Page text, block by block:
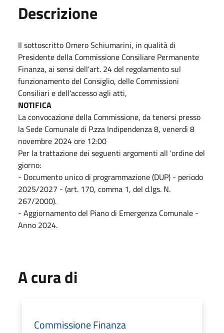
Descrizione
Il sottoscritto Omero Schiumarini, in qualità di
Presidente della Commissione Consiliare Permanente
Finanza, ai sensi dell'art. 24 del regolamento sul
funzionamento del Consiglio, delle Commissioni
Consiliari e dell'accesso agli atti,
NOTIFICA
La convocazione della Commissione, da tenersi presso
la Sede Comunale di P.zza Indipendenza 8, venerdì 8
novembre 2024 ore 12:00
Per la trattazione dei seguenti argomenti all 'ordine del
giorno:
- Documento unico di programmazione (DUP) - periodo
2025/2027 - (art. 170, comma 1, del d.lgs. N.
267/2000).
- Aggiornamento del Piano di Emergenza Comunale -
Anno 2024.
A cura di
Commissione Finanza